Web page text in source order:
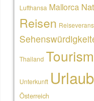
Lufthansa Mallorca
Reisen
Thailand
Unterkunft Urlaub
Österreich